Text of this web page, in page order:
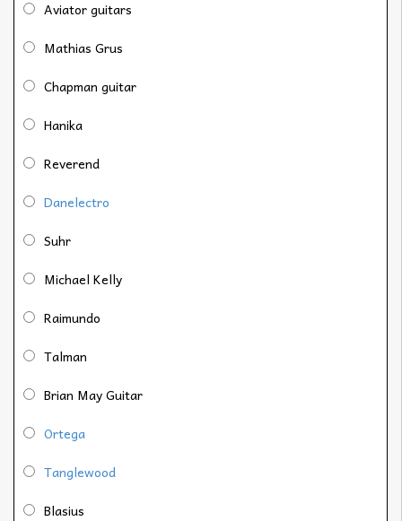
Aviator guitars
Mathias Grus
Chapman guitar
Hanika
Reverend
Danelectro
Suhr
Michael Kelly
Raimundo
Talman
Brian May Guitar
Ortega
Tanglewood
Blasius